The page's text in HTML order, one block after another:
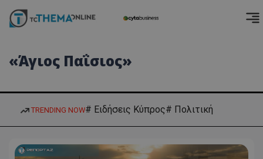
«Άγιος Παΐσιος»
TRENDING NOW# Ειδήσεις Κύπρος# Πολιτική